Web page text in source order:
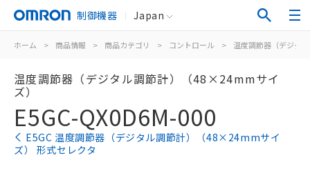
制御機器 Japan
ホーム > 商品情報 > 商品カテゴリ > コントロール > 温度調節器（デジタ
温度調節器（デジタル調節計）（48×24mmサイ
ズ）
E5GC-QX0D6M-000
E5GC 温度調節器（デジタル調節計）（48×24mmサイ
ズ） 形式セレクタ